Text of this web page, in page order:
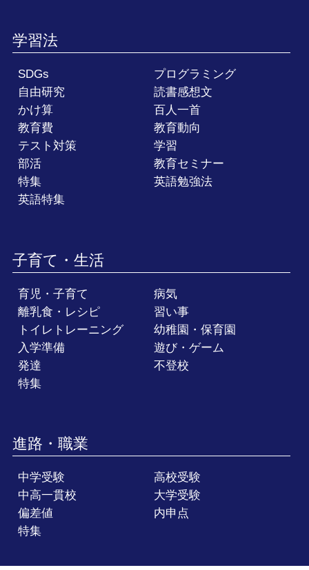
学習法
SDGs
プログラミング
自由研究
読書感想文
かけ算
百人一首
教育費
教育動向
テスト対策
学習
部活
教育セミナー
特集
英語勉強法
英語特集
子育て・生活
育児・子育て
病気
離乳食・レシピ
習い事
トイレトレーニング
幼稚園・保育園
入学準備
遊び・ゲーム
発達
不登校
特集
進路・職業
中学受験
高校受験
中高一貫校
大学受験
偏差値
内申点
特集